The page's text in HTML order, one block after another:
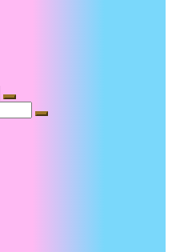
Suche
Suche